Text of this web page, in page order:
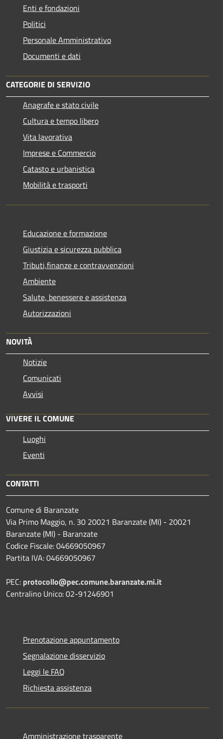
Enti e fondazioni
Politici
Personale Amministrativo
Documenti e dati
CATEGORIE DI SERVIZIO
Anagrafe e stato civile
Cultura e tempo libero
Vita lavorativa
Imprese e Commercio
Catasto e urbanistica
Mobilità e trasporti
Educazione e formazione
Giustizia e sicurezza pubblica
Tributi,finanze e contravvenzioni
Ambiente
Salute, benessere e assistenza
Autorizzazioni
NOVITÀ
Notizie
Comunicati
Avvisi
VIVERE IL COMUNE
Luoghi
Eventi
CONTATTI
Comune di Baranzate
Via Primo Maggio, n. 30 20021 Baranzate (MI) - 20021
Baranzate (MI) - Baranzate
Codice Fiscale: 04669050967
Partita IVA: 04669050967
PEC: protocollo@pec.comune.baranzate.mi.it
Centralino Unico: 02-91246901
Prenotazione appuntamento
Segnalazione disservizio
Leggi le FAQ
Richiesta assistenza
Amministrazione trasparente